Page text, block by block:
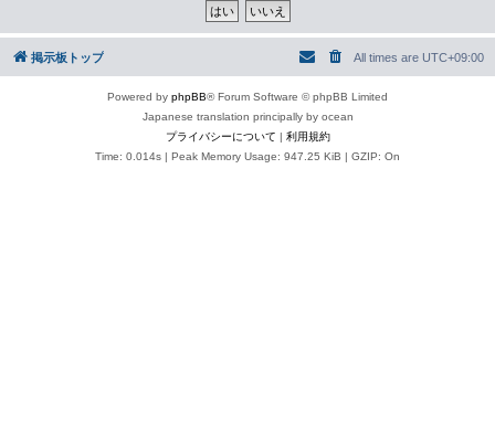
掲示板トップ All times are UTC+09:00
Powered by phpBB® Forum Software © phpBB Limited
Japanese translation principally by ocean
プライバシーについて | 利用規約
Time: 0.014s | Peak Memory Usage: 947.25 KiB | GZIP: On